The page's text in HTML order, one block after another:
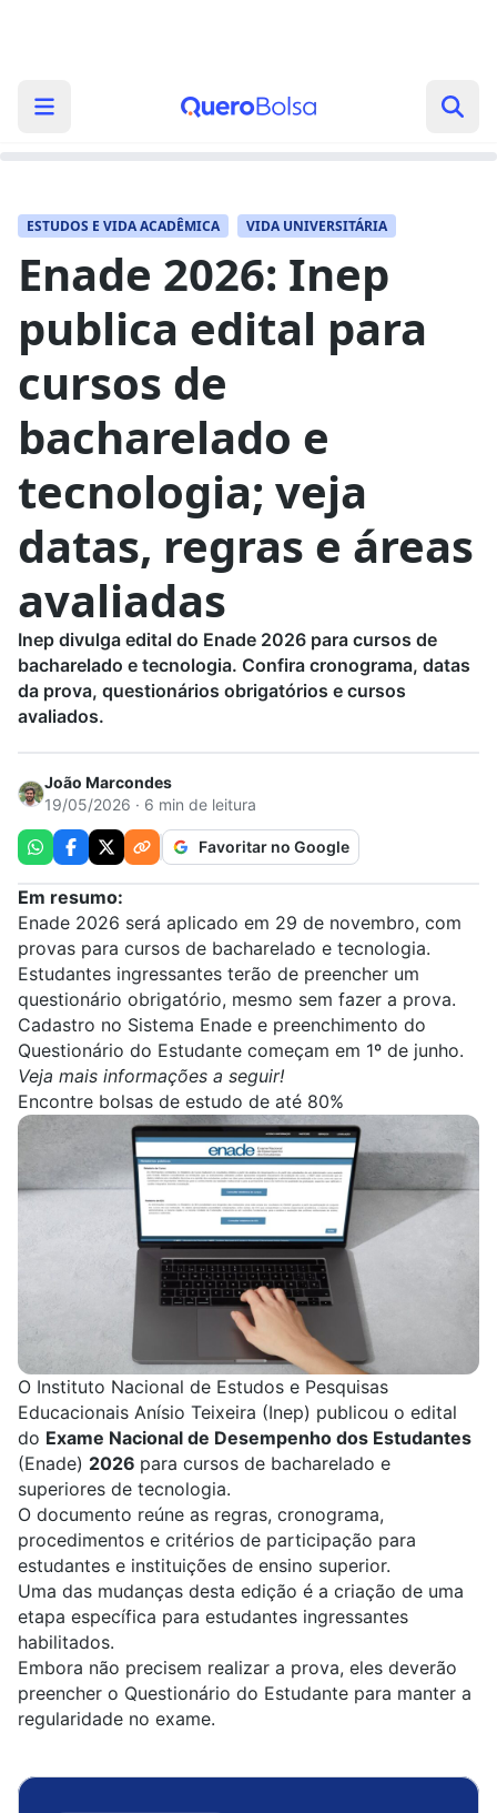
ESTUDOS E VIDA ACADÊMICA VIDA UNIVERSITÁRIA
Enade 2026: Inep
publica edital para
cursos de
bacharelado e
tecnologia; veja
datas, regras e áreas
avaliadas
Inep divulga edital do Enade 2026 para cursos de
bacharelado e tecnologia. Confira cronograma, datas
da prova, questionários obrigatórios e cursos
avaliados.
João Marcondes
19/05/2026 · 6 min de leitura
Favoritar no Google
Em resumo:
Enade 2026 será aplicado em 29 de novembro, com
provas para cursos de bacharelado e tecnologia.
Estudantes ingressantes terão de preencher um
questionário obrigatório, mesmo sem fazer a prova.
Cadastro no Sistema Enade e preenchimento do
Questionário do Estudante começam em 1º de junho.
Veja mais informações a seguir!
Encontre bolsas de estudo de até 80%
O Instituto Nacional de Estudos e Pesquisas
Educacionais Anísio Teixeira (Inep) publicou o edital
do Exame Nacional de Desempenho dos Estudantes
(Enade) 2026 para cursos de bacharelado e
superiores de tecnologia.
O documento reúne as regras, cronograma,
procedimentos e critérios de participação para
estudantes e instituições de ensino superior.
Uma das mudanças desta edição é a criação de uma
etapa específica para estudantes ingressantes
habilitados.
Embora não precisem realizar a prova, eles deverão
preencher o Questionário do Estudante para manter a
regularidade no exame.